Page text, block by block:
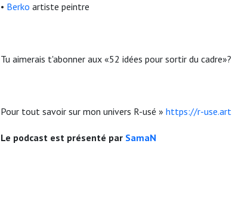
• Berko artiste peintre
Tu aimerais t'abonner aux «52 idées pour sortir du cadre»?
Pour tout savoir sur mon univers R-usé » https://r-use.art
Le podcast est présenté par SamaN